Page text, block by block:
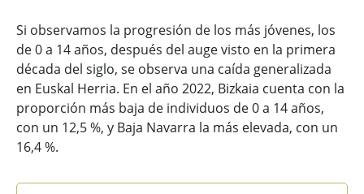
Si observamos la progresión de los más jóvenes, los
de 0 a 14 años, después del auge visto en la primera
década del siglo, se observa una caída generalizada
en Euskal Herria. En el año 2022, Bizkaia cuenta con la
proporción más baja de individuos de 0 a 14 años,
con un 12,5 %, y Baja Navarra la más elevada, con un
16,4 %.